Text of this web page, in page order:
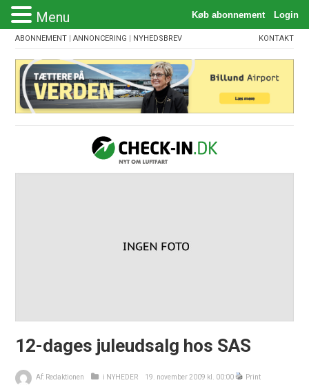
ABONNEMENT |ANNONCERING | NYHEDSBREV KONTAKT
12-dages juleudsalg hos SAS
Af: Redaktionen i NYHEDER 19. november 2009 kl. 00:00 Print
Menu